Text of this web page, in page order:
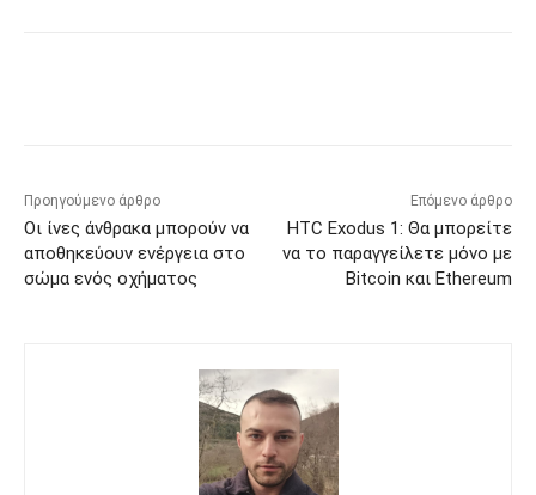
Προηγούμενο άρθρο
Οι ίνες άνθρακα μπορούν να
αποθηκεύουν ενέργεια στο
σώμα ενός οχήματος
Επόμενο άρθρο
HTC Exodus 1: Θα μπορείτε
να το παραγγείλετε μόνο με
Bitcoin και Ethereum